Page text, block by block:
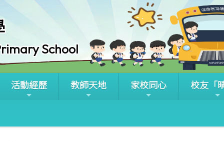
School
活動經歷 教師天地 家校同心 校友「